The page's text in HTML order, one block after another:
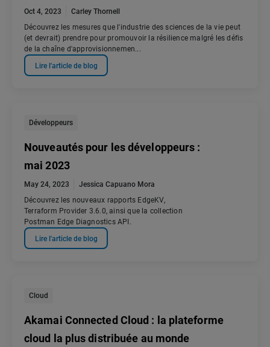
Oct 4, 2023
Carley Thornell
Découvrez les mesures que l'industrie des sciences de la vie peut
(et devrait) prendre pour promouvoir la résilience malgré les défis
de la chaîne d'approvisionnemen...
Lire l'article de blog
Développeurs
Nouveautés pour les développeurs :
mai 2023
May 24, 2023
Jessica Capuano Mora
Découvrez les nouveaux rapports EdgeKV,
Terraform Provider 3.6.0, ainsi que la collection
Postman Edge Diagnostics API.
Lire l'article de blog
Cloud
Akamai Connected Cloud : la plateforme
cloud la plus distribuée au monde